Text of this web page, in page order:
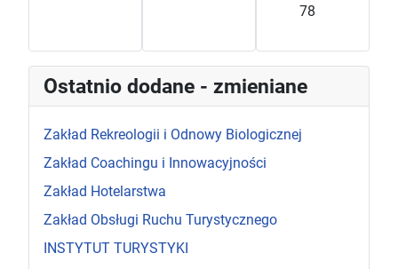
78
Ostatnio dodane - zmieniane
Zakład Rekreologii i Odnowy Biologicznej
Zakład Coachingu i Innowacyjności
Zakład Hotelarstwa
Zakład Obsługi Ruchu Turystycznego
INSTYTUT TURYSTYKI